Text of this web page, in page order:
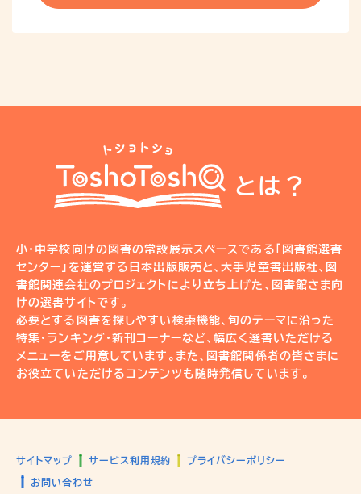
とは？
小・中学校向けの図書の常設展示スペースである「図書館選書
センター」を運営する日本出版販売と、大手児童書出版社、図
書館関連会社のプロジェクトにより立ち上げた、図書館さま向
けの選書サイトです。
必要とする図書を探しやすい検索機能、旬のテーマに沿った
特集・ランキング・新刊コーナーなど、幅広く選書いただける
メニューをご用意しています。また、図書館関係者の皆さまに
お役立ていただけるコンテンツも随時発信しています。
サイトマップ サービス利用規約 プライバシーポリシー
お問い合わせ